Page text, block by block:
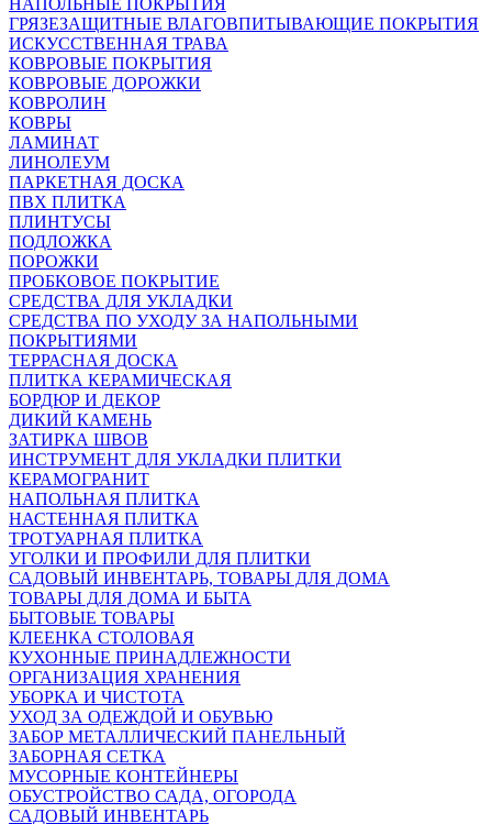
НАПОЛЬНЫЕ ПОКРЫТИЯ
ГРЯЗЕЗАЩИТНЫЕ ВЛАГОВПИТЫВАЮЩИЕ ПОКРЫТИЯ
ИСКУССТВЕННАЯ ТРАВА
КОВРОВЫЕ ПОКРЫТИЯ
КОВРОВЫЕ ДОРОЖКИ
КОВРОЛИН
КОВРЫ
ЛАМИНАТ
ЛИНОЛЕУМ
ПАРКЕТНАЯ ДОСКА
ПВХ ПЛИТКА
ПЛИНТУСЫ
ПОДЛОЖКА
ПОРОЖКИ
ПРОБКОВОЕ ПОКРЫТИЕ
СРЕДСТВА ДЛЯ УКЛАДКИ
СРЕДСТВА ПО УХОДУ ЗА НАПОЛЬНЫМИ
ПОКРЫТИЯМИ
ТЕРРАСНАЯ ДОСКА
ПЛИТКА КЕРАМИЧЕСКАЯ
БОРДЮР И ДЕКОР
ДИКИЙ КАМЕНЬ
ЗАТИРКА ШВОВ
ИНСТРУМЕНТ ДЛЯ УКЛАДКИ ПЛИТКИ
КЕРАМОГРАНИТ
НАПОЛЬНАЯ ПЛИТКА
НАСТЕННАЯ ПЛИТКА
ТРОТУАРНАЯ ПЛИТКА
УГОЛКИ И ПРОФИЛИ ДЛЯ ПЛИТКИ
САДОВЫЙ ИНВЕНТАРЬ, ТОВАРЫ ДЛЯ ДОМА
ТОВАРЫ ДЛЯ ДОМА И БЫТА
БЫТОВЫЕ ТОВАРЫ
КЛЕЕНКА СТОЛОВАЯ
КУХОННЫЕ ПРИНАДЛЕЖНОСТИ
ОРГАНИЗАЦИЯ ХРАНЕНИЯ
УБОРКА И ЧИСТОТА
УХОД ЗА ОДЕЖДОЙ И ОБУВЬЮ
ЗАБОР МЕТАЛЛИЧЕСКИЙ ПАНЕЛЬНЫЙ
ЗАБОРНАЯ СЕТКА
МУСОРНЫЕ КОНТЕЙНЕРЫ
ОБУСТРОЙСТВО САДА, ОГОРОДА
САДОВЫЙ ИНВЕНТАРЬ